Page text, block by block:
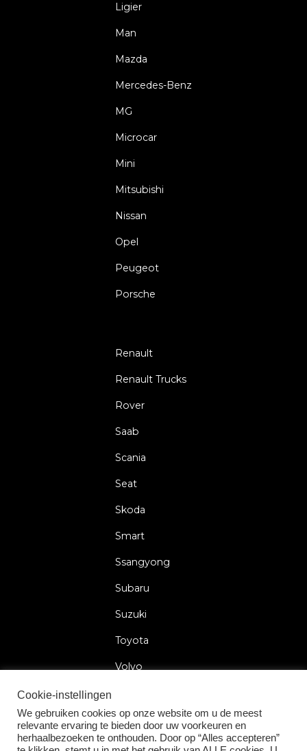
Ligier
Man
Mazda
Mercedes-Benz
MG
Microcar
Mini
Mitsubishi
Nissan
Opel
Peugeot
Porsche
Renault
Renault Trucks
Rover
Saab
Scania
Seat
Skoda
Smart
Ssangyong
Subaru
Suzuki
Toyota
Volvo
Cookie-instellingen
We gebruiken cookies op onze website om u de meest
relevante ervaring te bieden door uw voorkeuren en
herhaalbezoeken te onthouden. Door op “Alles accepteren”